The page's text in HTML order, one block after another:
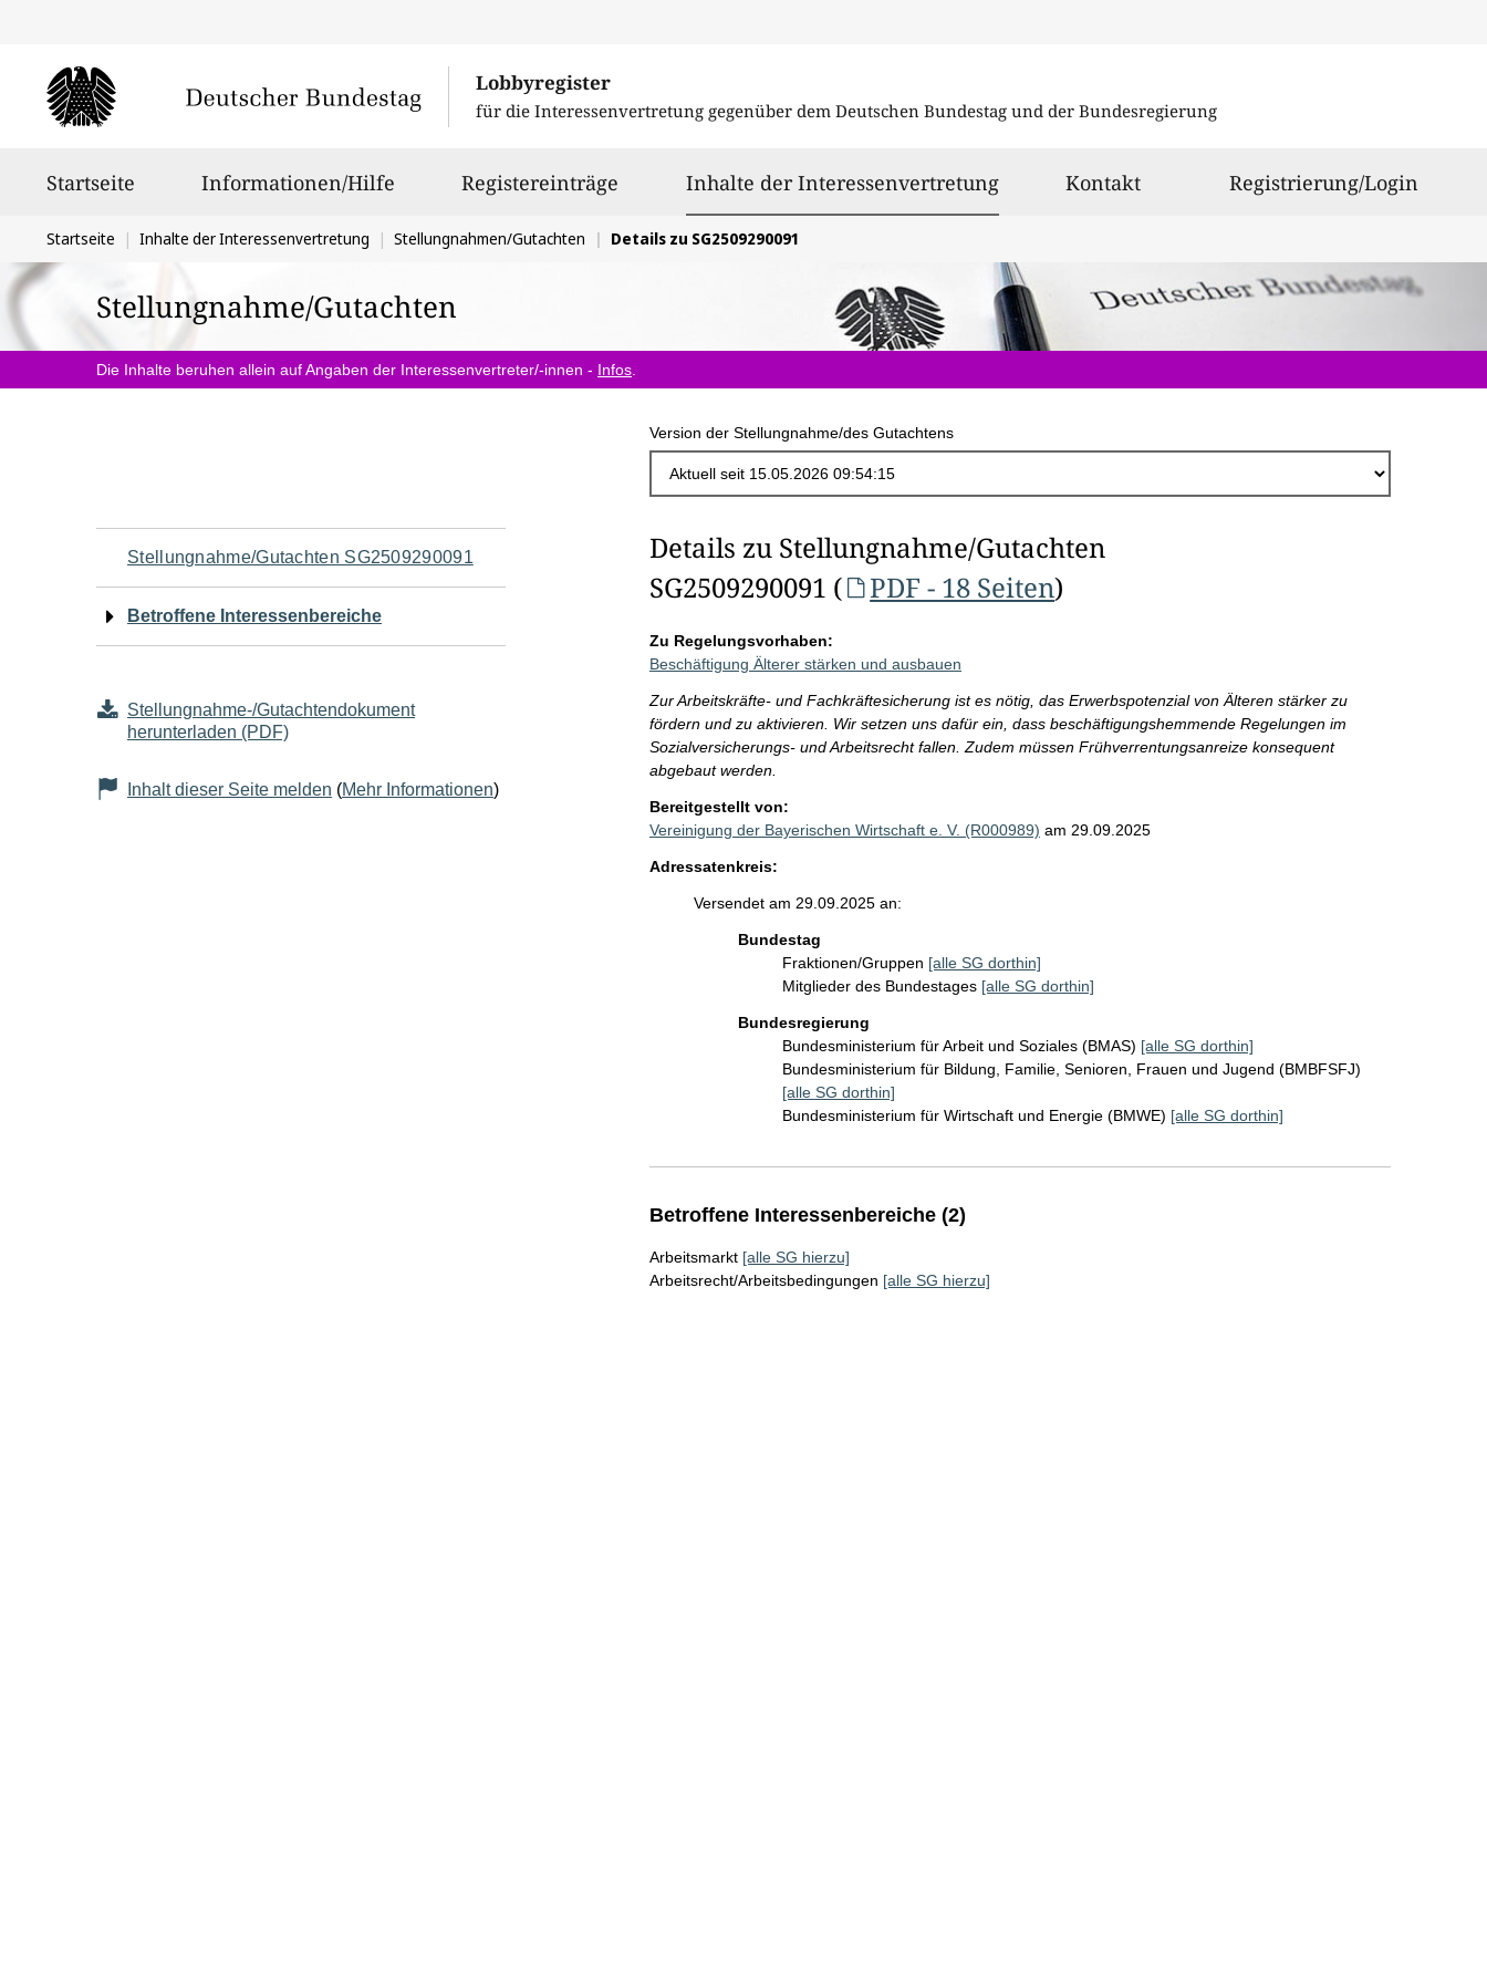
Lobbyregister
für die Interessenvertretung gegenüber dem Deutschen Bundestag und der Bundesregierung
Startseite Informationen/Hilfe Registereinträge Inhalte der Interessenvertretungausgewählt
Kontakt Registrierung/Login
Sie
befinden
sich
hier:
Startseite Inhalte der Interessenvertretung Stellungnahmen/Gutachten Details zu SG2509290091
Stellungnahme/Gutachten
Die Inhalte beruhen allein auf Angaben der Interessenvertreter/-innen - Infos
Version der Stellungnahme/des Gutachtens
Navigation
für
Seiteninhalt
Stellungnahme/Gutachten SG2509290091
Betroffene Interessenbereiche
Stellungnahme-/Gutachtendokument
herunterladen (PDF)
Inhalt dieser Seite melden (Mehr Informationen)
Details zu Stellungnahme/Gutachten
SG2509290091 (
PDF - 18 Seiten)
Zu Regelungsvorhaben:
Beschäftigung Älterer stärken und ausbauen
Zur Arbeitskräfte- und Fachkräftesicherung ist es nötig, das Erwerbspotenzial von Älteren stärker zu
fördern und zu aktivieren. Wir setzen uns dafür ein, dass beschäftigungshemmende Regelungen im
Sozialversicherungs- und Arbeitsrecht fallen. Zudem müssen Frühverrentungsanreize konsequent
abgebaut werden.
Bereitgestellt von:
Vereinigung der Bayerischen Wirtschaft e. V. (R000989) am 29.09.2025
Adressatenkreis:
Versendet am 29.09.2025 an:
Bundestag
Fraktionen/Gruppen [alle SG dorthin]
Mitglieder des Bundestages [alle SG dorthin]
Bundesregierung
Bundesministerium für Arbeit und Soziales (BMAS) [alle SG dorthin]
Bundesministerium für Bildung, Familie, Senioren, Frauen und Jugend (BMBFSFJ)
[alle SG dorthin]
Bundesministerium für Wirtschaft und Energie (BMWE) [alle SG dorthin]
Betroffene Interessenbereiche (2)
Arbeitsmarkt [alle SG hierzu]
Arbeitsrecht/Arbeitsbedingungen [alle SG hierzu]